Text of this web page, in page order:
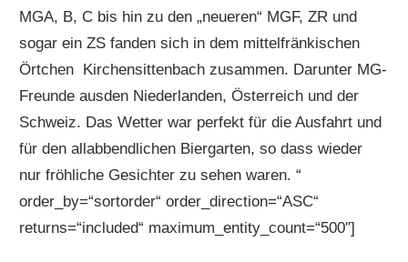
MGA, B, C bis hin zu den „neueren“ MGF, ZR und
sogar ein ZS fanden sich in dem mittelfränkischen
Örtchen Kirchensittenbach zusammen. Darunter MG-
Freunde ausden Niederlanden, Österreich und der
Schweiz. Das Wetter war perfekt für die Ausfahrt und
für den allabbendlichen Biergarten, so dass wieder
nur fröhliche Gesichter zu sehen waren. “
order_by=“sortorder“ order_direction=“ASC“
returns=“included“ maximum_entity_count=“500″]